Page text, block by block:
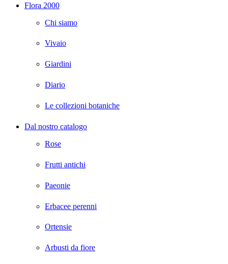
Flora 2000
Chi siamo
Vivaio
Giardini
Diario
Le collezioni botaniche
Dal nostro catalogo
Rose
Frutti antichi
Paeonie
Erbacee perenni
Ortensie
Arbusti da fiore